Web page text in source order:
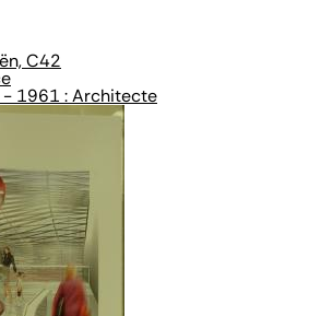
C42
- 1961 : Architecte